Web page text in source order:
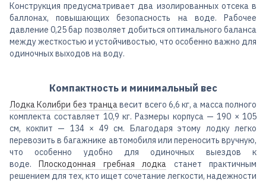
Конструкция предусматривает два изолированных отсека в
баллонах, повышающих безопасность на воде. Рабочее
давление 0,25 бар позволяет добиться оптимального баланса
между жесткостью и устойчивостью, что особенно важно для
одиночных выходов на воду.
Компактность и минимальный вес
Лодка Колибри без транцавесит всего 6,6 кг, а масса полного
комплекта составляет 10,9 кг. Размеры корпуса — 190 × 105
см, кокпит — 134 × 49 см. Благодаря этому лодку легко
перевозить в багажнике автомобиля или переносить вручную,
что особенно удобно для одиночных выездов к
воде.Плоскодонная гребная лодка станет практичным
решением для тех, кто ищет сочетание легкости, надежности